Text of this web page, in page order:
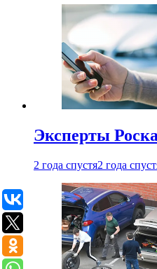
Эксперты
2 года спустя2 года